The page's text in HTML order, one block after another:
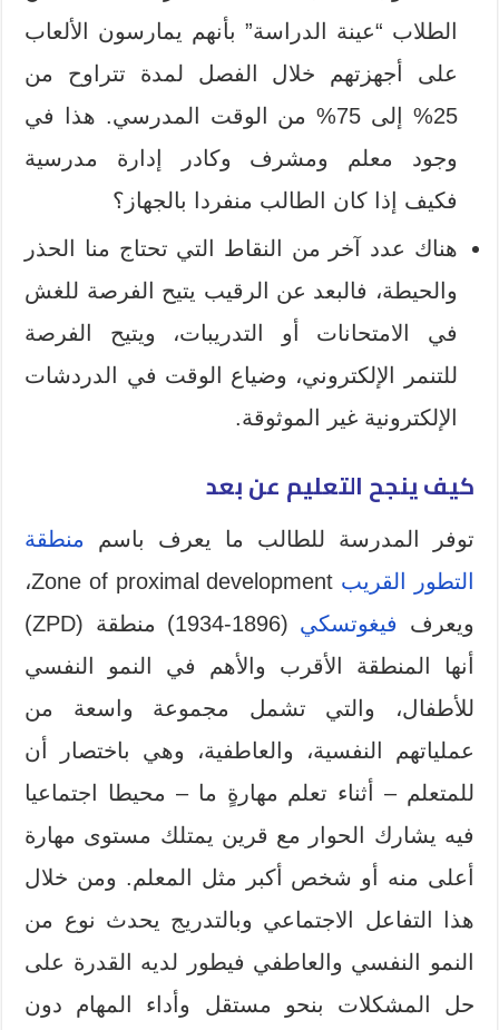
الطلاب “عينة الدراسة” بأنهم يمارسون الألعاب
على أجهزتهم خلال الفصل لمدة تتراوح من
25% إلى 75% من الوقت المدرسي. هذا في
وجود معلم ومشرف وكادر إدارة مدرسية
فكيف إذا كان الطالب منفردا بالجهاز؟
هناك عدد آخر من النقاط التي تحتاج منا الحذر
والحيطة، فالبعد عن الرقيب يتيح الفرصة للغش
في الامتحانات أو التدريبات، ويتيح الفرصة
للتنمر الإلكتروني، وضياع الوقت في الدردشات
الإلكترونية غير الموثوقة.
كيف ينجح التعليم عن بعد
توفر المدرسة للطالب ما يعرف باسم
منطقة
التطور القريب
Zone of proximal development،
ويعرف
فيغوتسكي
(1896-1934) منطقة (ZPD)
أنها المنطقة الأقرب والأهم في النمو النفسي
للأطفال، والتي تشمل مجموعة واسعة من
عملياتهم النفسية، والعاطفية، وهي باختصار أن
للمتعلم – أثناء تعلم مهارةٍ ما – محيطا اجتماعيا
فيه يشارك الحوار مع قرين يمتلك مستوى مهارة
أعلى منه أو شخص أكبر مثل المعلم. ومن خلال
هذا التفاعل الاجتماعي وبالتدريج يحدث نوع من
النمو النفسي والعاطفي فيطور لديه القدرة على
حل المشكلات بنحو مستقل وأداء المهام دون